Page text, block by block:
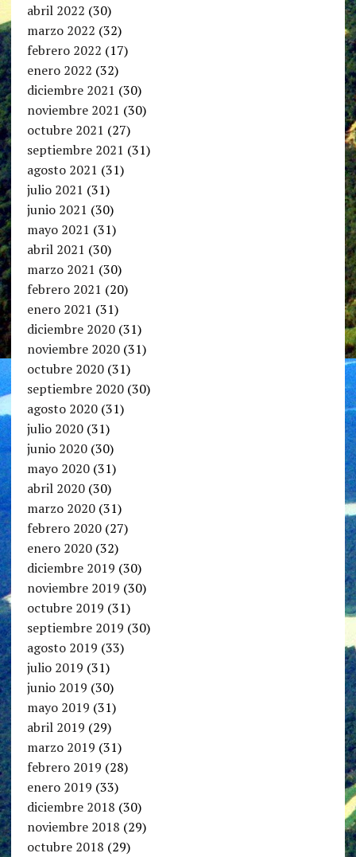
abril 2022 (30)
marzo 2022 (32)
febrero 2022 (17)
enero 2022 (32)
diciembre 2021 (30)
noviembre 2021 (30)
octubre 2021 (27)
septiembre 2021 (31)
agosto 2021 (31)
julio 2021 (31)
junio 2021 (30)
mayo 2021 (31)
abril 2021 (30)
marzo 2021 (30)
febrero 2021 (20)
enero 2021 (31)
diciembre 2020(31)
noviembre 2020(31)
octubre 2020(31)
septiembre 2020(30)
agosto 2020(31)
julio 2020(31)
junio 2020(30)
mayo 2020(31)
abril 2020(30)
marzo 2020(31)
febrero 2020(27)
enero 2020(32)
diciembre 2019 (30)
noviembre 2019 (30)
octubre 2019 (31)
septiembre 2019 (30)
agosto 2019 (33)
julio 2019 (31)
junio 2019 (30)
mayo 2019 (31)
abril 2019 (29)
marzo 2019 (31)
febrero 2019 (28)
enero 2019 (33)
diciembre 2018 (30)
noviembre 2018 (29)
octubre 2018 (29)